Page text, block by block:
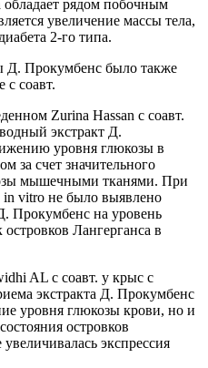
обладает рядом побочным
увеличение массы тела,
2-го типа.
Д. Прокумбенс было также
соавт.
Zurina Hassan с соавт.
экстракт Д.
уровня глюкозы в
за счет значительного
мышечными тканями. При
in vitro не было выявлено
Прокумбенс на уровень
Лангерганса в
AL с соавт. у крыс с
экстракта Д. Прокумбенс
уровня глюкозы крови, но и
островков
экспрессия